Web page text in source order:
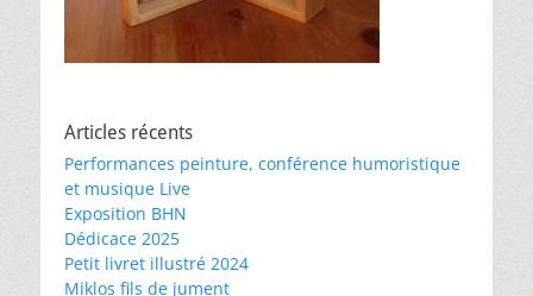
Articles récents
Performances peinture, conférence humoristique
et musique Live
Exposition BHN
Dédicace 2025
Petit livret illustré 2024
Miklos fils de jument